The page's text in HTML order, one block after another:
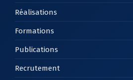
Réalisations
Formations
Publications
Recrutement